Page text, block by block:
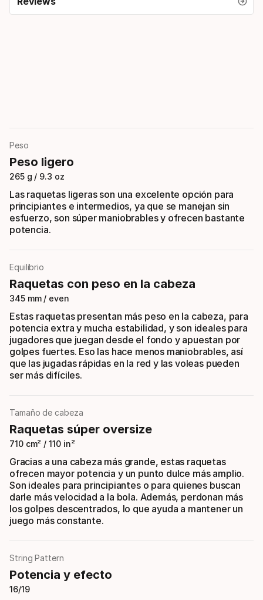
Peso
Peso ligero
265 g / 9.3 oz
Las raquetas ligeras son una excelente opción para
principiantes e intermedios, ya que se manejan sin
esfuerzo, son súper maniobrables y ofrecen bastante
potencia.
Equilibrio
Raquetas con peso en la cabeza
345 mm / even
Estas raquetas presentan más peso en la cabeza, para
potencia extra y mucha estabilidad, y son ideales para
jugadores que juegan desde el fondo y apuestan por
golpes fuertes. Eso las hace menos maniobrables, así
que las jugadas rápidas en la red y las voleas pueden
ser más difíciles.
Tamaño de cabeza
Raquetas súper oversize
710 cm² / 110 in²
Gracias a una cabeza más grande, estas raquetas
ofrecen mayor potencia y un punto dulce más amplio.
Son ideales para principiantes o para quienes buscan
darle más velocidad a la bola. Además, perdonan más
los golpes descentrados, lo que ayuda a mantener un
juego más constante.
String Pattern
Potencia y efecto
16/19